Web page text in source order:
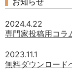
2024.4.22
専門家投稿用コラ
2023.11.1
無料ダウンロード